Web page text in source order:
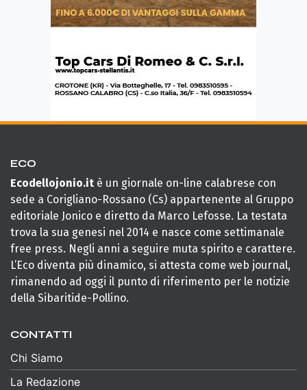
ECO
Ecodellojonio.it è un giornale on-line calabrese con
sede a Corigliano-Rossano (Cs) appartenente al Gruppo
editoriale Jonico e diretto da Marco Lefosse. La testata
trova la sua genesi nel 2014 e nasce come settimanale
free press. Negli anni a seguire muta spirito e carattere.
L’Eco diventa più dinamico, si attesta come web journal,
rimanendo ad oggi il punto di riferimento per le notizie
della Sibaritide-Pollino.
CONTATTI
Chi Siamo
La Redazione